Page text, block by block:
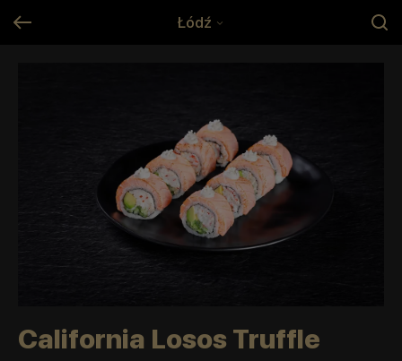
Łódź
California Losos Truffle